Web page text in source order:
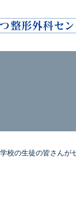
校の生徒の皆さんが